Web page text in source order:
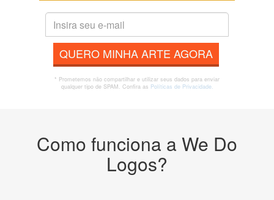
QUERO MINHA ARTE AGORA
* Prometemos não compartilhar e utilizar seus dados para enviar
qualquer tipo de SPAM. Confira as Políticas de Privacidade.
Como funciona a We Do
Logos?